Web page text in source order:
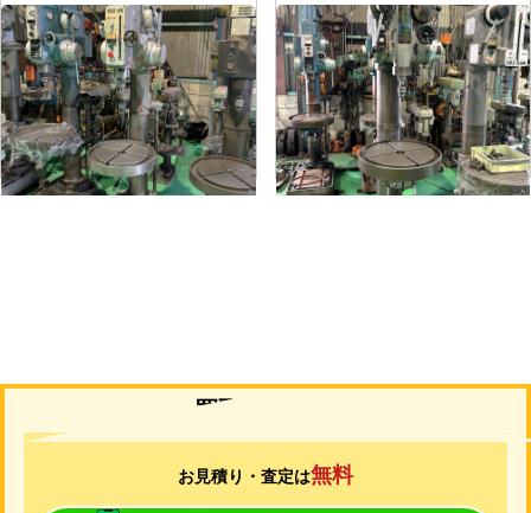
直立ボール盤
メーカー 吉田
形 式YD2-55
年 式-
直立ボール盤
メーカー 吉田
形 式YUD-600
年 式-
買取について
お見積り・査定は無料